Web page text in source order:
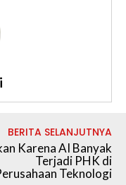
BERITA SELANJUTNYA
Karena AI Banyak
Terjadi PHK di
Teknologi